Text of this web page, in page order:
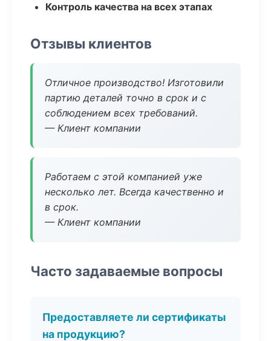
Контроль качества на всех этапах
Отзывы клиентов
Отличное производство! Изготовили
партию деталей точно в срок и с
соблюдением всех требований.
— Клиент компании
Работаем с этой компанией уже
несколько лет. Всегда качественно и
в срок.
— Клиент компании
Часто задаваемые вопросы
Предоставляете ли сертификаты
на продукцию?